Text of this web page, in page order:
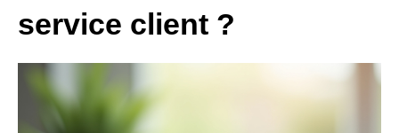
service client ?